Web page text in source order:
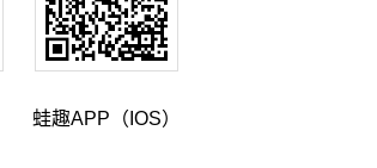
蛙趣APP（IOS）